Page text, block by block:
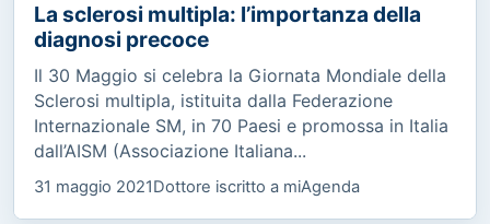
La sclerosi multipla: l’importanza della
diagnosi precoce
Il 30 Maggio si celebra la Giornata Mondiale della
Sclerosi multipla, istituita dalla Federazione
Internazionale SM, in 70 Paesi e promossa in Italia
dall’AISM (Associazione Italiana...
31 maggio 2021Dottore iscritto a miAgenda